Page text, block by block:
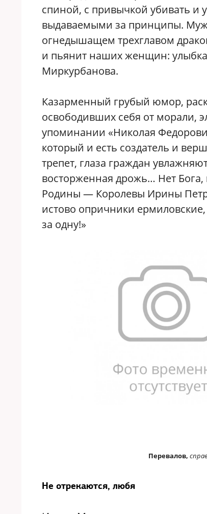
спиной, с привычкой убивать и
выдаваемыми за принципы.
огнедышащем трехглавом
и пьянит наших женщин: улыбка
Миркурбанова.
Казарменный грубый юмор,
освободивших себя от морали,
упоминании «Николая
который и есть создатель и
трепет, глаза граждан
восторженная дрожь… Нет
Родины — Королевы Ирины
истово опричники ермиловские,
за одну!»
Перевалов,
Не отрекаются, любя